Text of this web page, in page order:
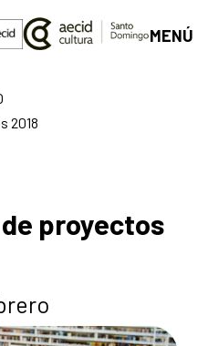
MENÚ
2018
proyectos